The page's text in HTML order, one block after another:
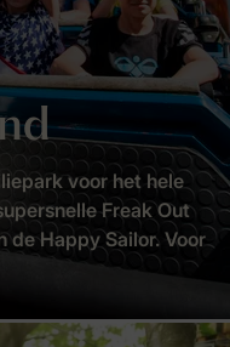
voor het hele
Freak Out
de Happy Sailor. Voor